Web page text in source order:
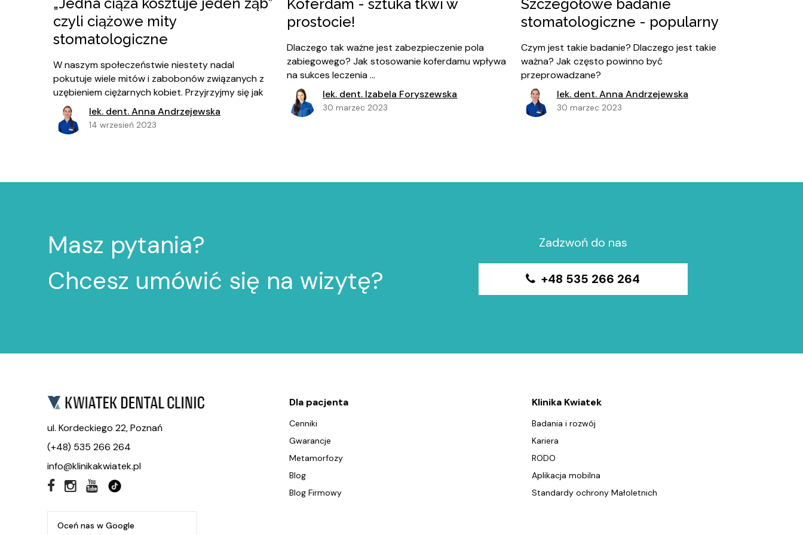
„Jedna ciąża kosztuje jeden ząb”
czyli ciążowe mity
stomatologiczne
W naszym społeczeństwie niestety nadal
pokutuje wiele mitów i zabobonów związanych z
uzębieniem ciężarnych kobiet. Przyjrzyjmy się jak
to wygląda w rzeczywistości i czy naprawdę
wszystkie problemy stomatologiczne możemy
tłumaczyć przebytymi ciążami ????
lek. dent. Anna Andrzejewska
14 wrzesień 2023
Koferdam - sztuka tkwi w
prostocie!
Dlaczego tak ważne jest zabezpieczenie pola
zabiegowego? Jak stosowanie koferdamu wpływa
na sukces leczenia ...
lek. dent. Izabela Foryszewska
30 marzec 2023
Szczegółowe badanie
stomatologiczne - popularny
Czym jest takie badanie? Dlaczego jest takie
ważna? Jak często powinno być
przeprowadzane?
lek. dent. Anna Andrzejewska
30 marzec 2023
Masz pytania?
Chcesz umówić się na wizytę?
Zadzwoń do nas
+48 535 266 264
ul. Kordeckiego 22, Poznań
(+48) 535 266 264
info@klinikakwiatek.pl
Oceń nas w Google
Dla pacjenta
Cenniki
Gwarancje
Metamorfozy
Blog
Blog Firmowy
Klinika Kwiatek
Badania i rozwój
Kariera
RODO
Aplikacja mobilna
Standardy ochrony Małoletnich